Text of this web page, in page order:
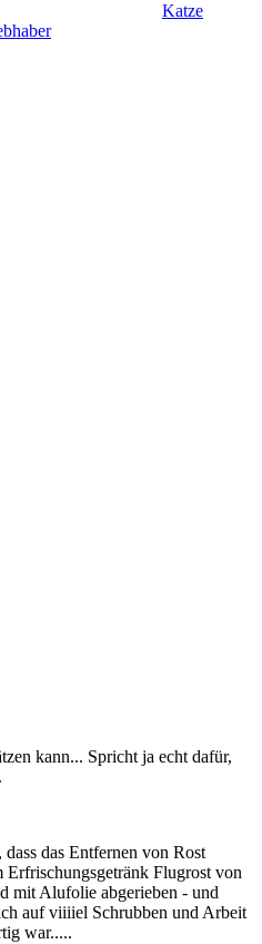
Katze
kann... Spricht ja echt dafür,
das Entfernen von Rost
Flugrost von
mit Alufolie abgerieben - und
auf viiiiel Schrubben und Arbeit
war.....